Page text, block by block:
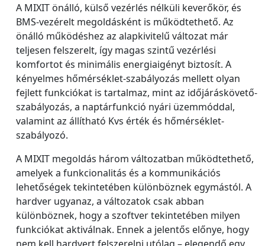
A MIXIT önálló, külső vezérlés nélküli keverőkör, és
BMS-vezérelt megoldásként is működtethető. Az
önálló működéshez az alapkivitelű változat már
teljesen felszerelt, így magas szintű vezérlési
komfortot és minimális energiaigényt biztosít. A
kényelmes hőmérséklet-szabályozás mellett olyan
fejlett funkciókat is tartalmaz, mint az időjáráskövető-
szabályozás, a naptárfunkció nyári üzemmóddal,
valamint az állítható Kvs érték és hőmérséklet-
szabályozó.
A MIXIT megoldás három változatban működtethető,
amelyek a funkcionalitás és a kommunikációs
lehetőségek tekintetében különböznek egymástól. A
hardver ugyanaz, a változatok csak abban
különböznek, hogy a szoftver tekintetében milyen
funkciókat aktiválnak. Ennek a jelentős előnye, hogy